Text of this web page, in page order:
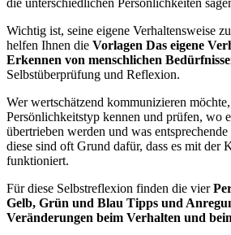
die unterschiedlichen Persönlichkeiten
Wichtig ist, seine eigene Verhaltensweise
helfen Ihnen die Vorlagen Das eigene
Erkennen von menschlichen
Selbstüberprüfung und Reflexion.
Wer wertschätzend kommunizieren
Persönlichkeitstyp kennen und prüfen, wo
übertrieben werden und was
diese sind oft Grund dafür, dass es mit der
funktioniert.
Für diese Selbstreflexion finden die vier
Gelb, Grün und Blau Tipps und
Veränderungen beim Verhalten und